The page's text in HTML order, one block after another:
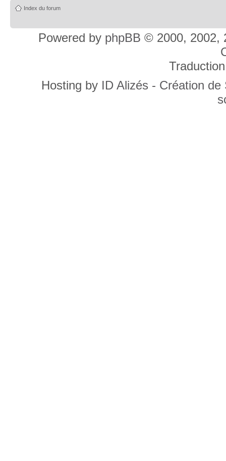
Index du forum
Powered by phpBB © 2000, 2002,
Hosting by ID Alizés - Création